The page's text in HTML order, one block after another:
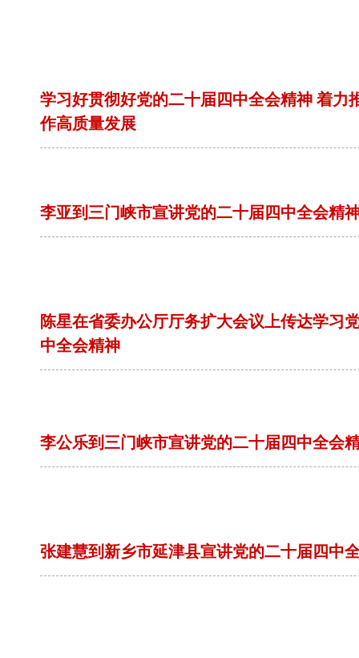
学习好贯彻好党的二十届四中全会精神 着力
作高质量发展
李亚到三门峡市宣讲党的二十届四中全会精
陈星在省委办公厅厅务扩大会议上传达学习
中全会精神
李公乐到三门峡市宣讲党的二十届四中全会
张建慧到新乡市延津县宣讲党的二十届四中